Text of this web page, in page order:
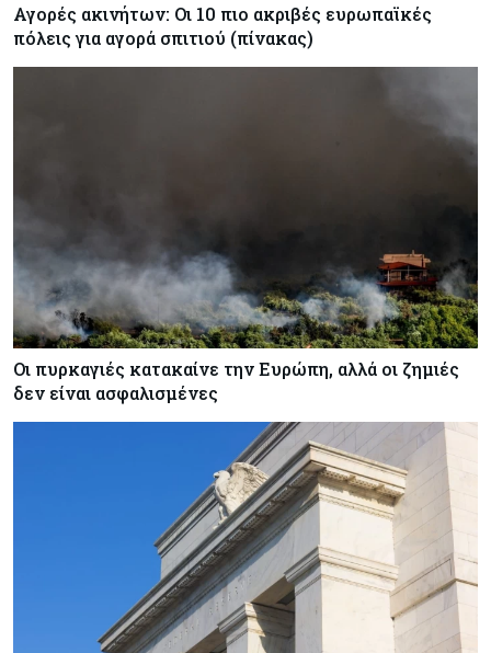
Αγορές ακινήτων: Οι 10 πιο ακριβές ευρωπαϊκές
πόλεις για αγορά σπιτιού (πίνακας)
Οι πυρκαγιές κατακαίνε την Ευρώπη, αλλά οι ζημιές
δεν είναι ασφαλισμένες